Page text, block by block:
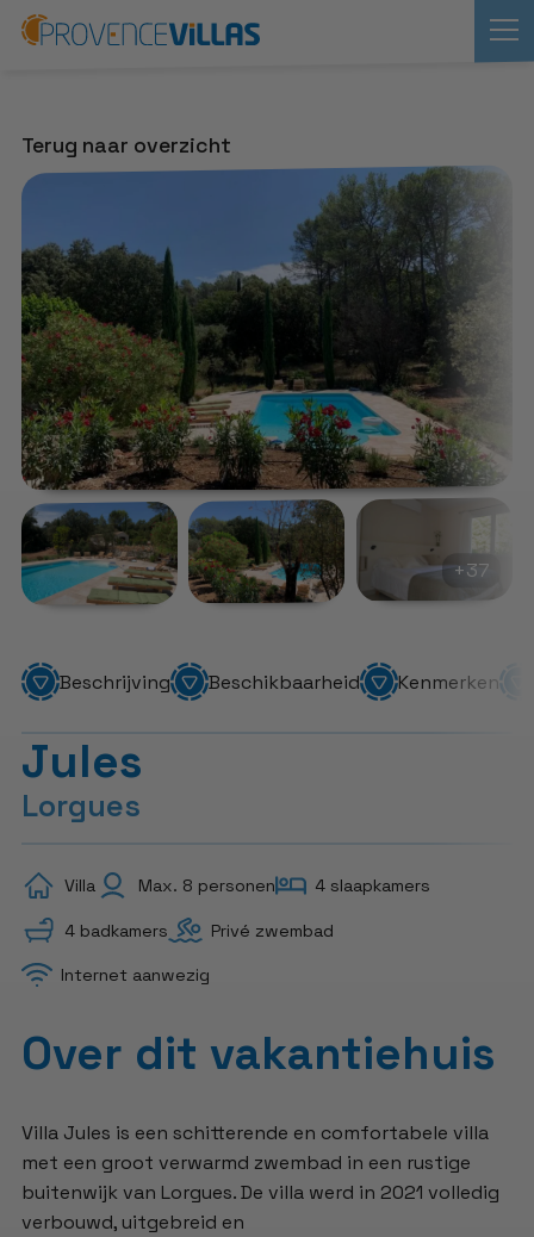
Terug naar overzicht
+37
Beschrijving Beschikbaarheid Kenmerken
Jules
Lorgues
Villa Max. 8 personen 4 slaapkamers
4 badkamers Privé zwembad
Internet aanwezig
Over dit vakantiehuis
Villa Jules is een schitterende en comfortabele villa
met een groot verwarmd zwembad in een rustige
buitenwijk van Lorgues. De villa werd in 2021 volledig
verbouwd, uitgebreid en